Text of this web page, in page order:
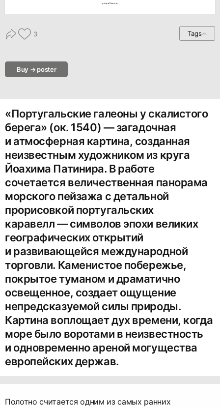
geograffee.com
3 Tags
Buy → poster
«Португальские галеоны у скалистого
берега» (ок. 1540) — загадочная
и атмосферная картина, созданная
неизвестным художником из круга
Йоахима Патинира. В работе
сочетается величественная панорама
морского пейзажа с детальной
прорисовкой португальских
каравелл — символов эпохи великих
географических открытий
и развивающейся международной
торговли. Каменистое побережье,
покрытое туманом и драматично
освещенное, создает ощущение
непредсказуемой силы природы.
Картина воплощает дух времени, когда
море было воротами в неизвестность
и одновременно ареной могущества
европейских держав.
Полотно считается одним из самых ранних